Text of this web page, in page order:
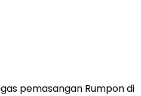
pemasangan Rumpon di